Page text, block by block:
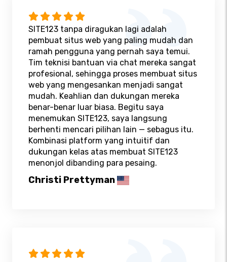
SITE123 tanpa diragukan lagi adalah
pembuat situs web yang paling mudah dan
ramah pengguna yang pernah saya temui.
Tim teknisi bantuan via chat mereka sangat
profesional, sehingga proses membuat situs
web yang mengesankan menjadi sangat
mudah. Keahlian dan dukungan mereka
benar-benar luar biasa. Begitu saya
menemukan SITE123, saya langsung
berhenti mencari pilihan lain — sebagus itu.
Kombinasi platform yang intuitif dan
dukungan kelas atas membuat SITE123
menonjol dibanding para pesaing.
Christi Prettyman